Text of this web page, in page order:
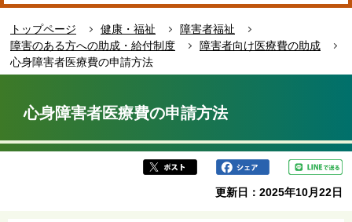
す
トップページ 健康・福祉
障害者福祉
障害のある方への助成・給付制度
障害者向け医療費の助成
心身障害者医療費の申請方法
か
心身障害者医療費の申請方法
更新日：2025年10月22日